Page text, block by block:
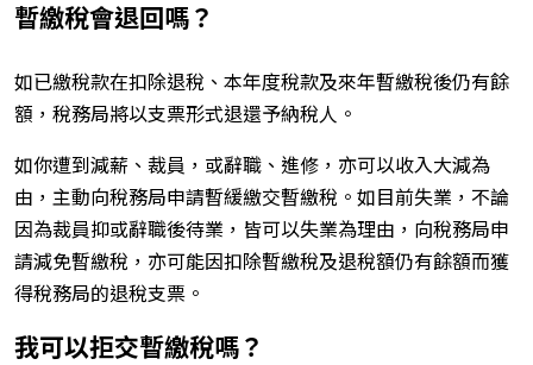
暫繳稅會退回嗎？
如已繳稅款在扣除退稅、本年度稅款及來年暫繳稅後仍有餘
額，稅務局將以支票形式退還予納稅人。
如你遭到減薪、裁員，或辭職、進修，亦可以收入大減為
由，主動向稅務局申請暫緩繳交暫繳稅。如目前失業，不論
因為裁員抑或辭職後待業，皆可以失業為理由，向稅務局申
請減免暫繳稅，亦可能因扣除暫繳稅及退稅額仍有餘額而獲
得稅務局的退稅支票。
我可以拒交暫繳稅嗎？